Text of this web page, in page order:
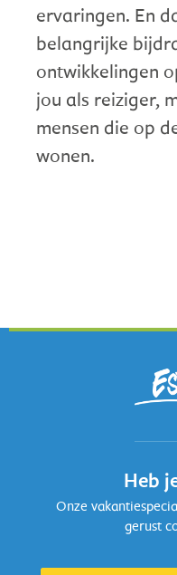
ervaringen. En
belangrijke
ontwikkelingen
jou als reiziger,
mensen die op
wonen.
Heb
Onze
gerust